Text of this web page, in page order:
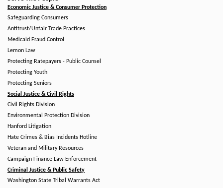
Economic Justice & Consumer Protection
Safeguarding Consumers
Antitrust/Unfair Trade Practices
Medicaid Fraud Control
Lemon Law
Protecting Ratepayers - Public Counsel
Protecting Youth
Protecting Seniors
Social Justice & Civil Rights
Civil Rights Division
Environmental Protection Division
Hanford Litigation
Hate Crimes & Bias Incidents Hotline
Veteran and Military Resources
Campaign Finance Law Enforcement
Criminal Justice & Public Safety
Washington State Tribal Warrants Act